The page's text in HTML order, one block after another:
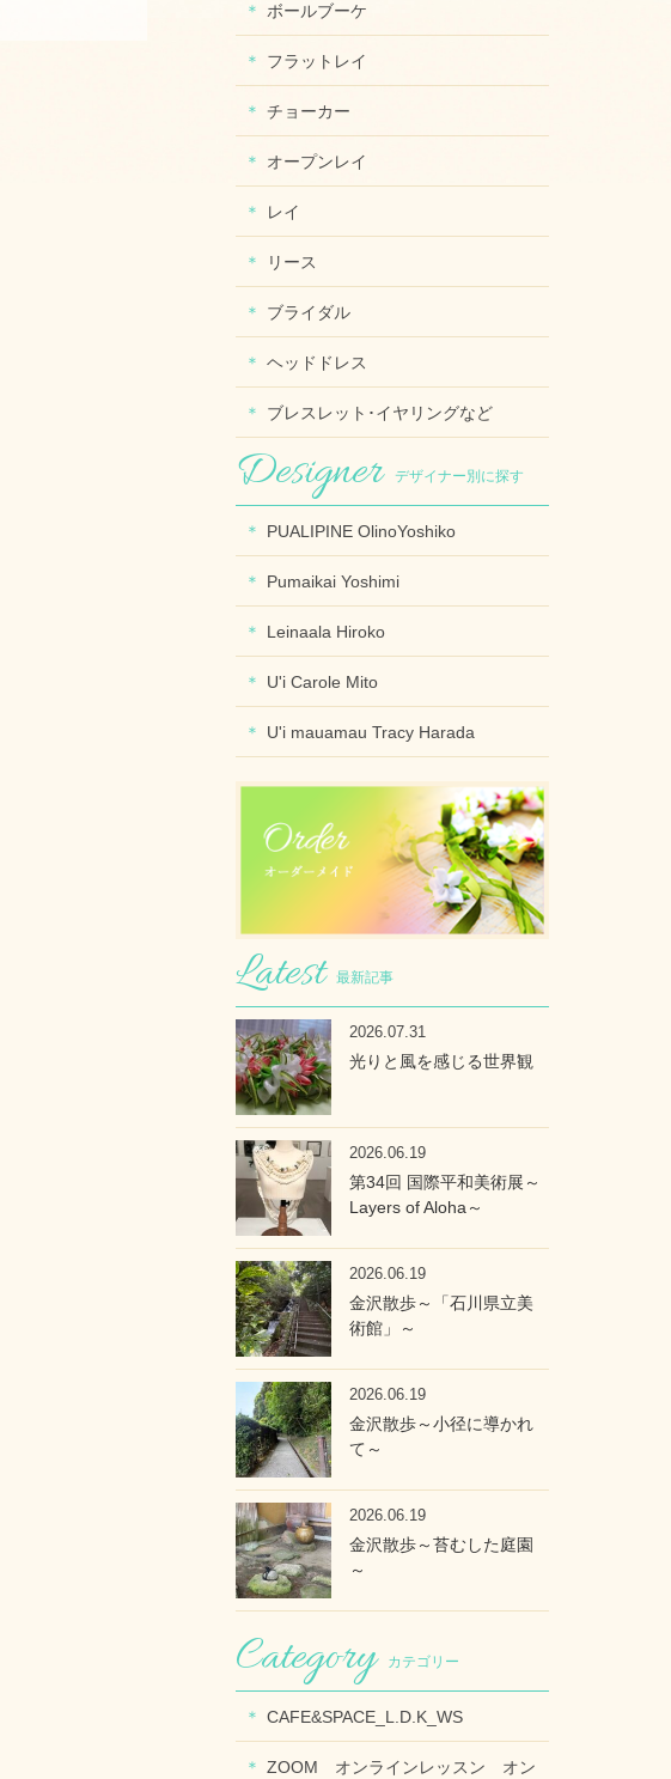
ボールブーケ
フラットレイ
チョーカー
オープンレイ
レイ
リース
ブライダル
ヘッドドレス
ブレスレット･イヤリングなど
デザイナー別に探す
PUALIPINE OlinoYoshiko
Pumaikai Yoshimi
Leinaala Hiroko
U'i Carole Mito
U'i mauamau Tracy Harada
最新記事
光りと風を感じる世界観
2026.07.31
第34回 国際平和美術展～
Layers of Aloha～
2026.06.19
金沢散歩～「石川県立美
術館」～
2026.06.19
金沢散歩～小径に導かれ
て～
2026.06.19
金沢散歩～苔むした庭園
～
2026.06.19
カテゴリー
CAFE&SPACE_L.D.K_WS
ZOOM オンラインレッスン オン